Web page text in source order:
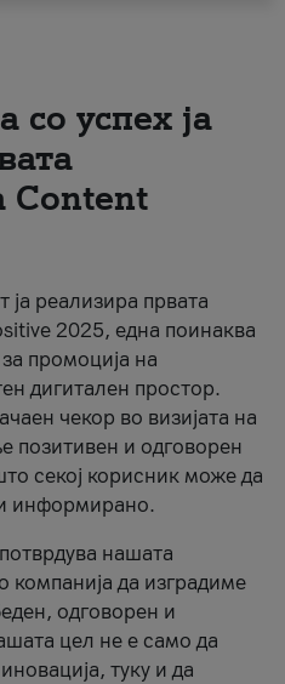
со успех ја
Content
ја реализира првата
2025, една поинаква
промоција на
дигитален простор.
чекор во визијата на
позитивен и одговорен
секој корисник може да
информирано.
нашата
компанија да изградиме
одговорен и
цел не е само да
туку и да